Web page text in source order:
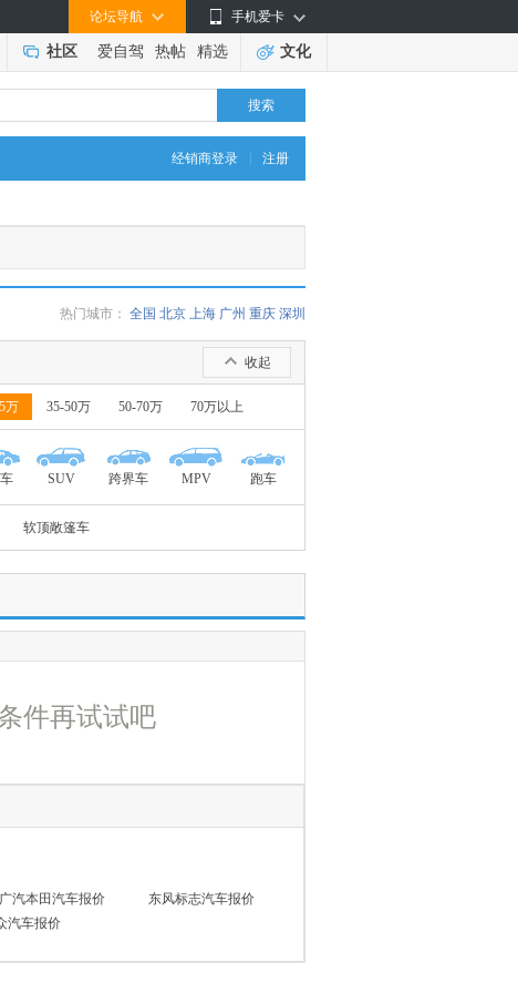
手机爱卡
论坛导航
社区 爱自驾 热帖 精选 文化
搜索
经销商登录 注册
热门城市： 全国 北京 上海 广州 重庆 深圳
收起
万 35-50万 50-70万 70万以上
SUV 跨界车 MPV 跑车
软顶敞篷车
件再试试吧
广汽本田汽车报价
东风标志汽车报价
汽车报价